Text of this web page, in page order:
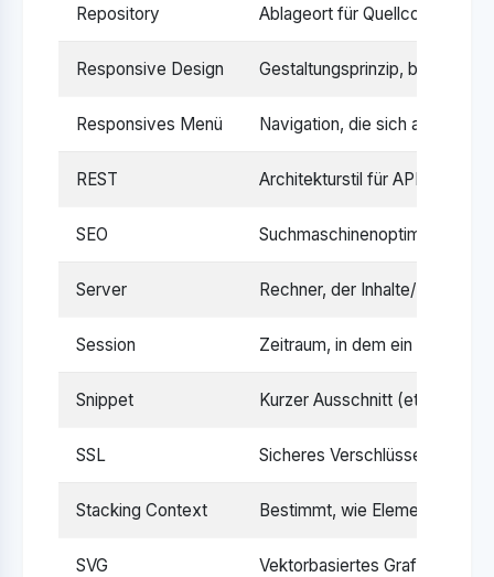
Repository Ablageort für Quellcode,
Responsive Design Gestaltungsprinzip, bei dem
Responsives Menü Navigation, die sich an
REST Architekturstil für APIs, der
SEO Suchmaschinenoptimierung –
Server Rechner, der Inhalte/Dienste
Session Zeitraum, in dem ein Nutzer
Snippet Kurzer Ausschnitt (etwa
SSL Sicheres
Stacking Context Bestimmt, wie Elemente mit
SVG Vektorbasiertes Grafikformat,